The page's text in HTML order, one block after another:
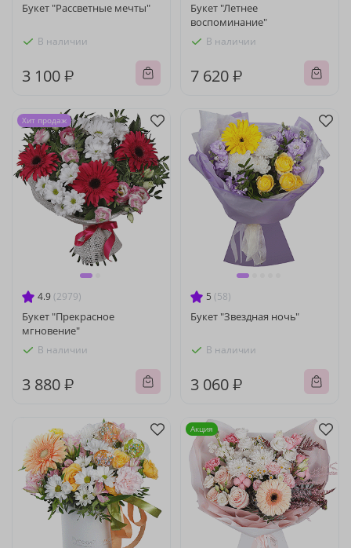
Букет "Рассветные мечты"
В наличии
3 100 ₽
Букет "Летнее
воспоминание"
В наличии
7 620 ₽
4.9 (2979)
Букет "Прекрасное
мгновение"
В наличии
3 880 ₽
Хит продаж
5 (58)
Букет "Звездная ночь"
В наличии
3 060 ₽
Акция